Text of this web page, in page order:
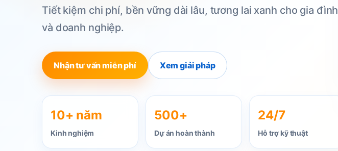
Không Lo Mất Điện Với
Hệ Hybrid Có Pin Lưu
Trữ
Kết hợp điện mặt trời, điện lưới và pin lưu trữ giúp gia đình chủ
động nguồn điện, tối ưu chi phí lâu dài.
Tiết kiệm chi phí, bền vững dài lâu, tương lai xanh cho gia đình
và doanh nghiệp.
Nhận tư vấn miễn phí Xem giải pháp
10+ năm
Kinh nghiệm
500+
Dự án hoàn thành
24/7
Hỗ trợ kỹ thuật